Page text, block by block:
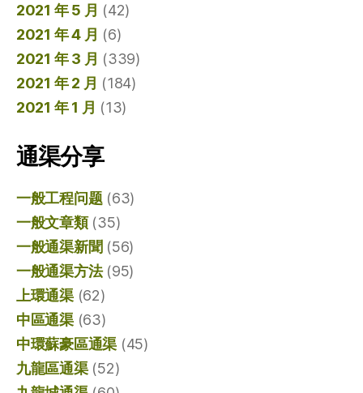
2021 年 5 月 (42)
2021 年 4 月 (6)
2021 年 3 月 (339)
2021 年 2 月 (184)
2021 年 1 月 (13)
通渠分享
一般工程问题(63)
一般文章類(35)
一般通渠新聞 (56)
一般通渠方法(95)
上環通渠(62)
中區通渠(63)
中環蘇豪區通渠 (45)
九龍區通渠(52)